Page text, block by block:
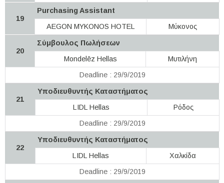
19
Purchasing Assistant
AEGON MYKONOS HOTEL
Μύκονος
20
Σύμβουλος Πωλήσεων
Mondelēz Hellas
Μυτιλήνη
Deadline : 29/9/2019
21
Υποδιευθυντής Καταστήματος
LIDL Hellas
Ρόδος
Deadline : 29/9/2019
22
Υποδιευθυντής Καταστήματος
LIDL Hellas
Χαλκίδα
Deadline : 29/9/2019